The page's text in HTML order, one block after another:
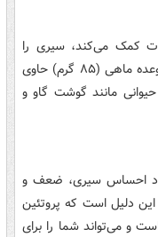
کمک می‌کند، سیری را
افزایش می‌دهد و سلامت کلی را بهبود می‌بخشد. به طور متوسط هر وعده ماهی (۸۵ گرم) حاوی
حیوانی مانند گوشت گاو و
احساس سیری، ضعف و
دلیل است که پروتئین
و می‌تواند شما را برای